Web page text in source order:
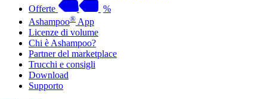
Offerte
%
Ashampoo® App
Licenze di volume
Chi è Ashampoo?
Partner del marketplace
Trucchi e consigli
Download
Supporto